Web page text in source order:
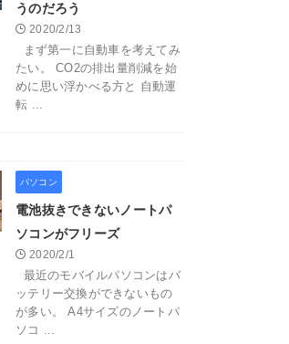
うのだろう
2020/2/13
まず第一に自動車を考えてみ
たい。 CO2の排出量削減を始
めに思い浮かべる方と 自動運
転 ...
パソコン
電池抜きできないノートパ
ソコンがフリーズ
2020/2/1
最近のモバイルパソコンはバ
ッテリー交換ができないもの
が多い。 A4サイズのノートパ
ソコ ...